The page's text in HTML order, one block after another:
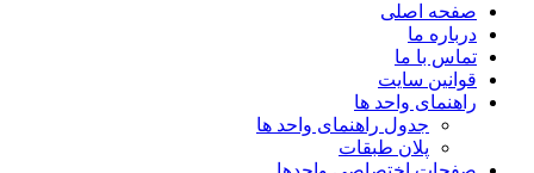
صفحه اصلی
درباره ما
تماس با ما
قوانین سایت
راهنمای واحد ها
جدول راهنمای واحد ها
پلان طبقات